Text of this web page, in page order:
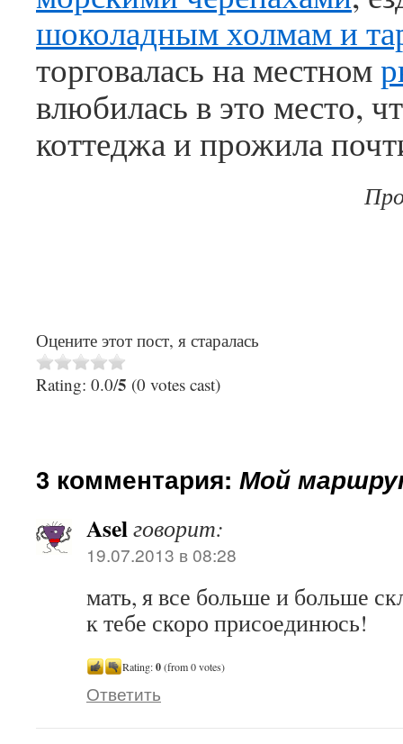
шоколадным холмам и
торговалась на местном
влюбилась в это место,
коттеджа и прожила
Оцените этот пост, я старалась
Rating: 0.0/5 (0 votes cast)
3 комментария: Мой
Aselговорит:
19.07.2013 в 08:28
мать, я все больше и больше
к тебе скоро присоединюсь!
Rating:0(from 0 votes)
Ответить